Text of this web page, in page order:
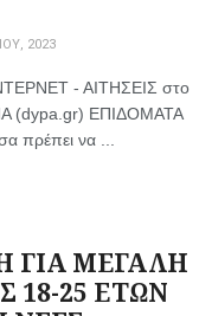
2023
- ΑΙΤΗΣΕΙΣ στο
(dypa.gr) ΕΠΙΔΟΜΑΤΑ
να ...
ΓΙΑ ΜΕΓΑΛΗ
18-25 ΕΤΩΝ